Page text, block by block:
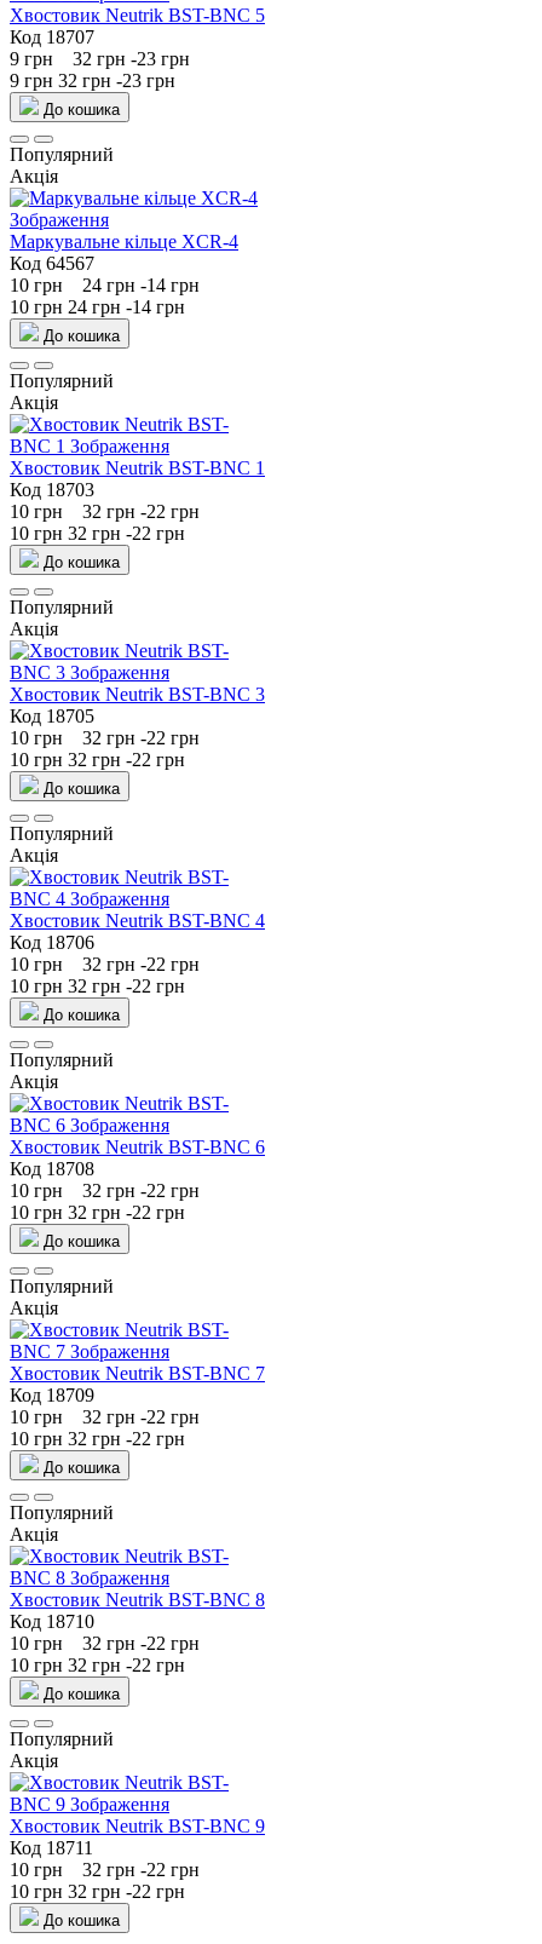
Хвостовик Neutrik BST-BNC 5
Код 18707
9 грн 32 грн -23 грн
9 грн 32 грн -23 грн
До кошика
Популярний
Акція
Маркувальне кільце XCR-4
Код 64567
10 грн 24 грн -14 грн
10 грн 24 грн -14 грн
До кошика
Популярний
Акція
Хвостовик Neutrik BST-BNC 1
Код 18703
10 грн 32 грн -22 грн
10 грн 32 грн -22 грн
До кошика
Популярний
Акція
Хвостовик Neutrik BST-BNC 3
Код 18705
10 грн 32 грн -22 грн
10 грн 32 грн -22 грн
До кошика
Популярний
Акція
Хвостовик Neutrik BST-BNC 4
Код 18706
10 грн 32 грн -22 грн
10 грн 32 грн -22 грн
До кошика
Популярний
Акція
Хвостовик Neutrik BST-BNC 6
Код 18708
10 грн 32 грн -22 грн
10 грн 32 грн -22 грн
До кошика
Популярний
Акція
Хвостовик Neutrik BST-BNC 7
Код 18709
10 грн 32 грн -22 грн
10 грн 32 грн -22 грн
До кошика
Популярний
Акція
Хвостовик Neutrik BST-BNC 8
Код 18710
10 грн 32 грн -22 грн
10 грн 32 грн -22 грн
До кошика
Популярний
Акція
Хвостовик Neutrik BST-BNC 9
Код 18711
10 грн 32 грн -22 грн
10 грн 32 грн -22 грн
До кошика